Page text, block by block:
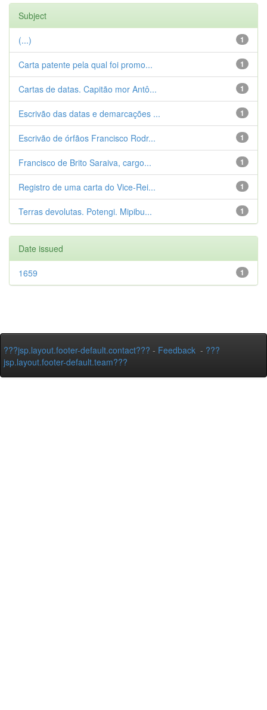
Subject
1
(...)
1
Carta patente pela qual foi promo...
1
Cartas de datas. Capitão mor Antô...
1
Escrivão das datas e demarcações ...
1
Escrivão de órfãos Francisco Rodr...
1
Francisco de Brito Saraiva, cargo...
1
Registro de uma carta do Vice-Rei...
1
Terras devolutas. Potengi. Mipibu...
Date issued
1
1659
???jsp.layout.footer-default.contact??? - Feedback - ???
jsp.layout.footer-default.team???